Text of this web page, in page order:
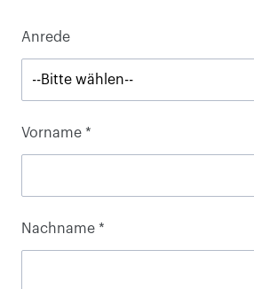
Anrede
Vorname
Nachname